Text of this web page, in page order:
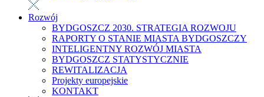
Rozwój
BYDGOSZCZ 2030. STRATEGIA ROZWOJU
RAPORTY O STANIE MIASTA BYDGOSZCZY
INTELIGENTNY ROZWÓJ MIASTA
BYDGOSZCZ STATYSTYCZNIE
REWITALIZACJA
Projekty europejskie
KONTAKT